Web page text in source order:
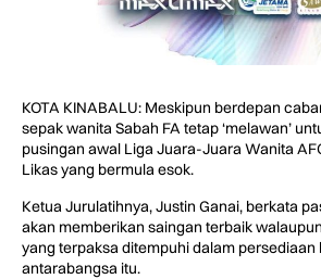
KOTA KINABALU: Meskipun berdepan
sepak wanita Sabah FA tetap ‘melawan’
pusingan awal Liga Juara-Juara Wanita
Likas yang bermula esok.
Ketua Jurulatihnya, Justin Ganai, berkata
akan memberikan saingan terbaik
yang terpaksa ditempuhi dalam persediaan
antarabangsa itu.